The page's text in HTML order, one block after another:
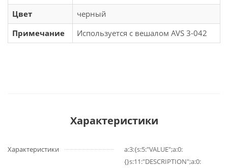
Цвет
черный
Примечание
Используется с вешалом AVS 3-042
Характеристики
Характеристики
a:3:{s:5:"VALUE";a:0:
{}s:11:"DESCRIPTION";a:0: